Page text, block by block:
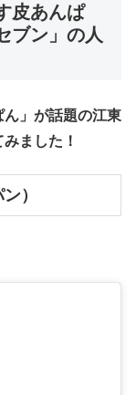
皮あんぱ
ブン」の人
ん」が話題の江東
ました！
）